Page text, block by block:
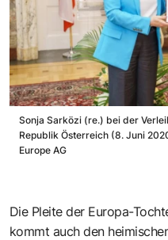
Sonja Sarközi (re.) bei der
Republik Österreich (8. Juni
Europe AG
Die Pleite der Europa-
kommt auch den